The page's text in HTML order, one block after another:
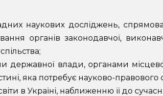
наукових досліджень,
органів законодавчої,
державної влади, органами
яка потребує науково-правового
в Україні, наближенню її до